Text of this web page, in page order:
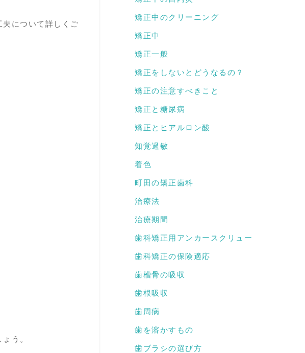
について詳しくご
う。
矯正中のクリーニング
矯正中
矯正一般
矯正をしないとどうなるの？
矯正の注意すべきこと
矯正と糖尿病
矯正とヒアルロン酸
知覚過敏
着色
町田の矯正歯科
治療法
治療期間
歯科矯正用アンカースクリュー
歯科矯正の保険適応
歯槽骨の吸収
歯根吸収
歯周病
歯を溶かすもの
歯ブラシの選び方